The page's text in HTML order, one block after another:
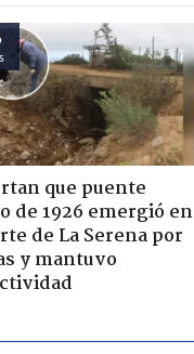
que puente
de 1926 emergió en
de La Serena por
y mantuvo